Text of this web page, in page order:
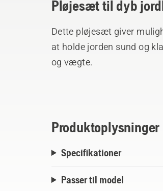
Pløjesæt til dyb
Dette pløjesæt giver
at holde jorden sund og
og vægte.
Produktoplysninger
Specifikationer
Passer til model